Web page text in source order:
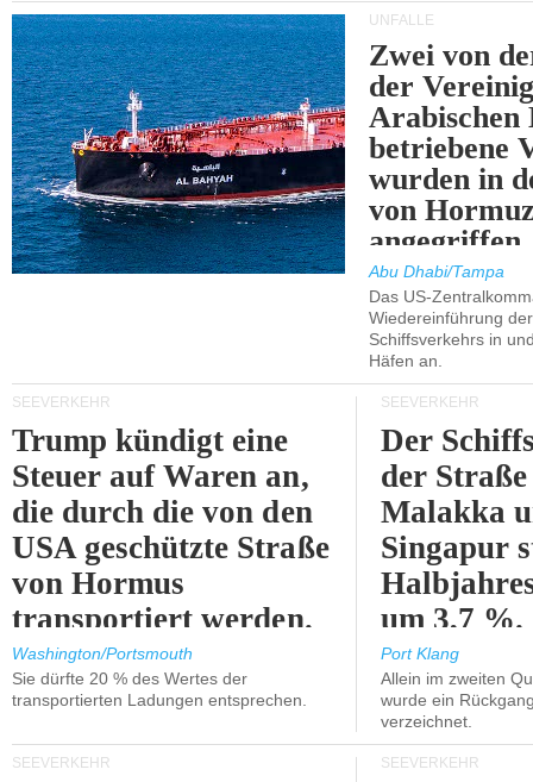
UNFÄLLE
Zwei von
der
Arabischen
betriebene
wurden in
von
angegriffen.
Abu Dhabi/Tampa
Das US-
Wiedereinführung
Schiffsverkehrs in
Häfen an.
SEEVERKEHR
Trump kündigt eine
Steuer auf Waren an,
die durch die von den
USA geschützte Straße
von Hormus
transportiert werden.
Washington/Portsmouth
Sie dürfte 20 % des Wertes der
transportierten Ladungen entsprechen.
SEEVERKEHR
Der
der
Malakka
Singapur
um 3,7 %.
Port Klang
Allein im zweiten
wurde ein
verzeichnet.
SEEVERKEHR SEEVERKEHR